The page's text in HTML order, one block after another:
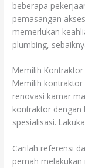
beberapa
pemasangan
memerlukan
plumbing,
Memilih
Memilih kontraktor
renovasi kamar
kontraktor dengan
spesialisasi.
Carilah referensi
pernah